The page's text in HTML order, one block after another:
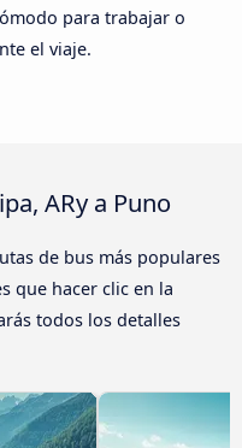
para trabajar o
el viaje.
ARy a Puno
de bus más populares
que hacer clic en la
todos los detalles